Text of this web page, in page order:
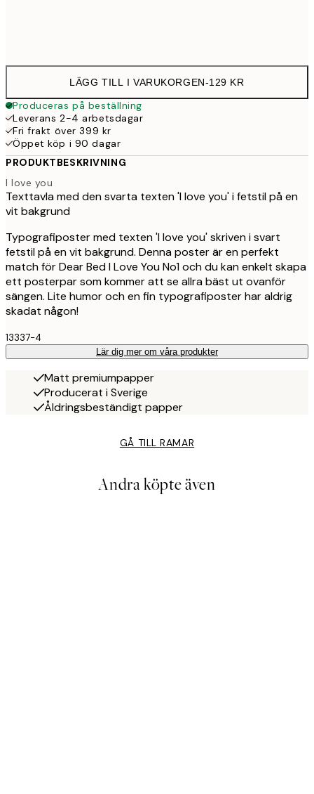
LÄGG TILL I VARUKORGEN-129 KR
Produceras på beställning
Leverans 2-4 arbetsdagar
Fri frakt över 399 kr
Öppet köp i 90 dagar
PRODUKTBESKRIVNING
I love you
Texttavla med den svarta texten 'I love you' i fetstil på en
vit bakgrund
Typografiposter med texten 'I love you' skriven i svart
fetstil på en vit bakgrund. Denna poster är en perfekt
match för Dear Bed I Love You No1 och du kan enkelt skapa
ett posterpar som kommer att se allra bäst ut ovanför
sängen. Lite humor och en fin typografiposter har aldrig
skadat någon!
13337-4
Lär dig mer om våra produkter
Matt premiumpapper
Producerat i Sverige
Åldringsbeständigt papper
GÅ TILL RAMAR
Andra köpte även